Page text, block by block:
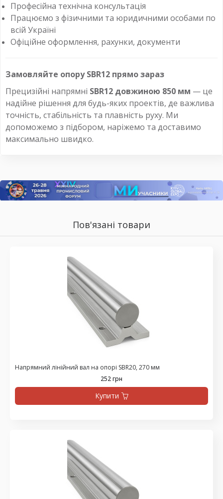
Професійна технічна консультація
Працюємо з фізичними та юридичними особами по
всій Україні
Офіційне оформлення, рахунки, документи
Замовляйте опору SBR12 прямо зараз
Прецизійні напрямні SBR12 довжиною 850 мм — це
надійне рішення для будь-яких проектів, де важлива
точність, стабільність та плавність руху. Ми
допоможемо з підбором, наріжемо та доставимо
максимально швидко.
Пов'язані товари
Напрямний лінійний вал на опорі SBR20, 270 мм
252 грн
Купити